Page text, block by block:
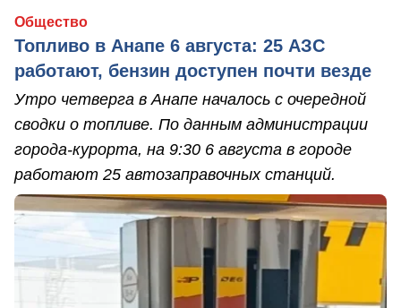
Общество
Топливо в Анапе 6 августа: 25 АЗС
работают, бензин доступен почти везде
Утро четверга в Анапе началось с очередной
сводки о топливе. По данным администрации
города-курорта, на 9:30 6 августа в городе
работают 25 автозаправочных станций.